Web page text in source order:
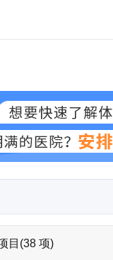
目(38 项)